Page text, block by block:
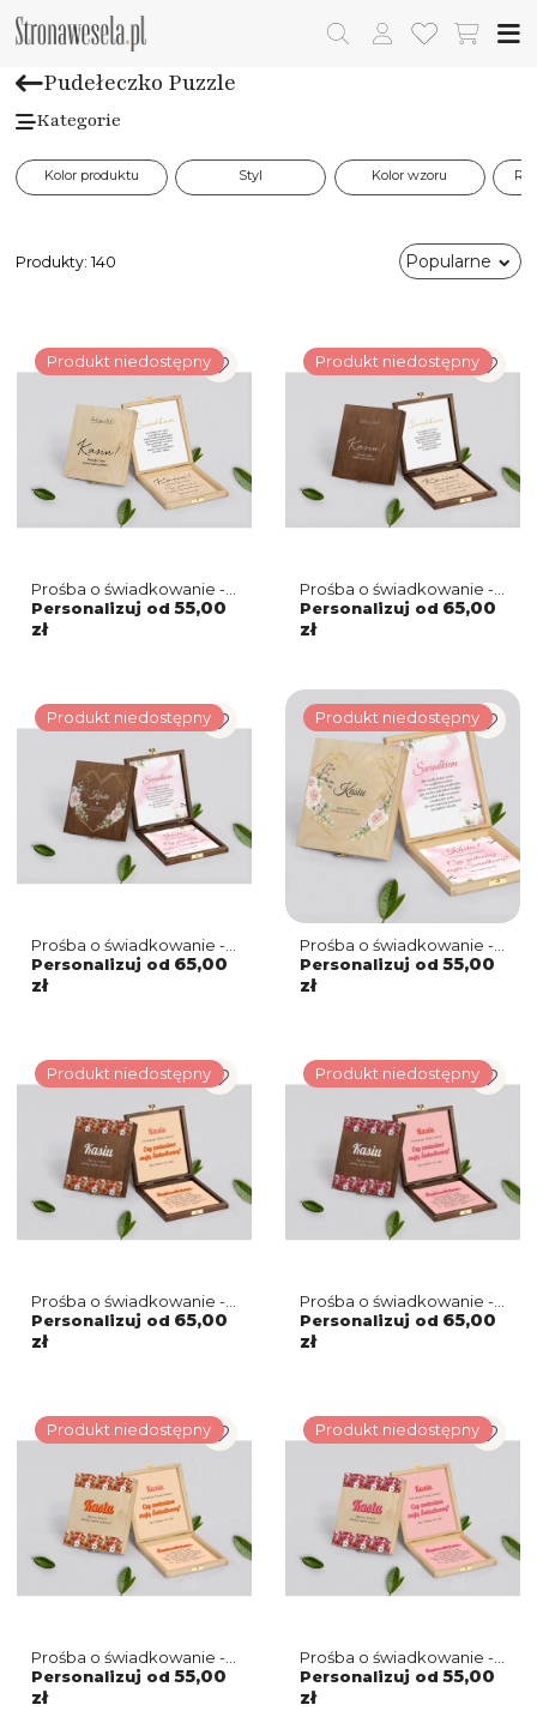
Pudełeczko Puzzle
Kategorie
Kolor produktu Styl Kolor wzoru
Produkty: 140 Popularne
Produkt niedostępny
Prośba o świadkowanie -
naturalne puzzle Golden
Elegance
Personalizuj od 55,00
zł
Produkt niedostępny
Prośba o świadkowanie -
brązowe puzzle Golden
Elegance
Personalizuj od 65,00
zł
Produkt niedostępny
Prośba o świadkowanie -
brązowe puzzle Złote
Serca
Personalizuj od 65,00
zł
Produkt niedostępny
Prośba o świadkowanie -
naturalne puzzle Złote
Serca
Personalizuj od 55,00
zł
Produkt niedostępny
Prośba o świadkowanie -
brązowe puzzle Retro
Style Motyw 3
Personalizuj od 65,00
zł
Produkt niedostępny
Prośba o świadkowanie -
brązowe puzzle Retro
Style Motyw 2
Personalizuj od 65,00
zł
Produkt niedostępny
Prośba o świadkowanie -
naturalne puzzle Retro
Style Motyw 3
Personalizuj od 55,00
zł
Produkt niedostępny
Prośba o świadkowanie -
naturalne puzzle Retro
Style Motyw 2
Personalizuj od 55,00
zł